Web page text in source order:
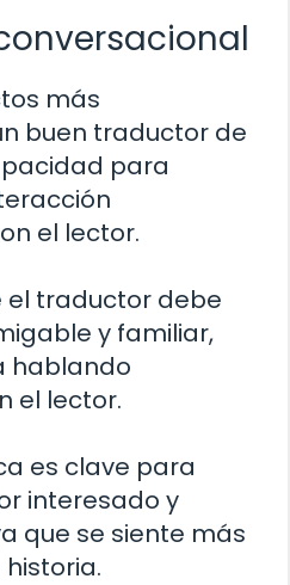
más
buen traductor de
para
el lector.
el traductor debe
y familiar,
hablando
el lector.
es clave para
interesado y
que se siente más